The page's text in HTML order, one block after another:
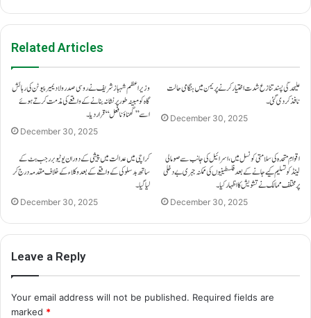
Related Articles
وزیراعظم شہباز شریف نے روسی صدر ولادیمیر پیوٹن کی رہائش
گاہ کو مبینہ طور پر نشانہ بنانے کے واقعے کی مذمت کرتے ہوئے
اسے ’’گھناؤنا فعل‘‘ قرار دیا۔
December 30, 2025
علیحدگی پسند تنازع شدت اختیار کرنے پر یمن میں ہنگامی حالت
نافذ کر دی گئی۔
December 30, 2025
کراچی میں عدالت میں پیشی کے دوران یوٹیوبر رجب بٹ کے
ساتھ بدسلوکی کے واقعے کے بعد وکلاء کے خلاف مقدمہ درج کر
لیا گیا۔
December 30, 2025
اقوامِ متحدہ کی سلامتی کونسل میں، اسرائیل کی جانب سے صومالی
لینڈ کو تسلیم کیے جانے کے بعد فلسطینیوں کی ممکنہ جبری بے دخلی
پر مختلف ممالک نے تشویش کا اظہار کیا۔
December 30, 2025
Leave a Reply
Your email address will not be published. Required fields are
marked *